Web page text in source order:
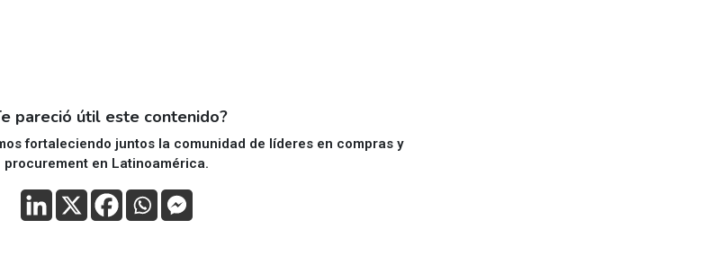
pareció útil este contenido?
fortaleciendo juntos la comunidad de líderes en compras y
procurement en Latinoamérica.